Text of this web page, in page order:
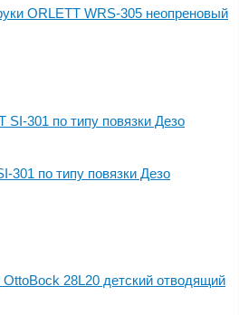
ORLETT WRS-305 неопреновый
301 по типу повязки Дезо